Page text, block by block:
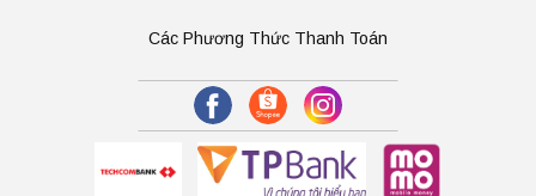
Các Phương Thức Thanh Toán